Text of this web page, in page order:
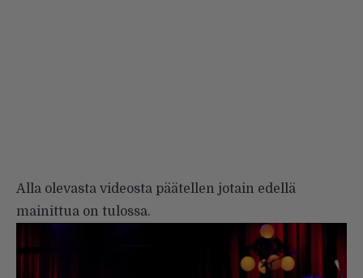
Alla olevasta videosta päätellen jotain edellä
mainittua on tulossa.